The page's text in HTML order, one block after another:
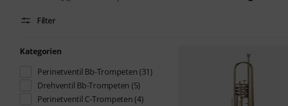
Filter
Kategorien
Perinetventil Bb-Trompeten (31)
Drehventil Bb-Trompeten (5)
Perinetventil C-Trompeten (4)